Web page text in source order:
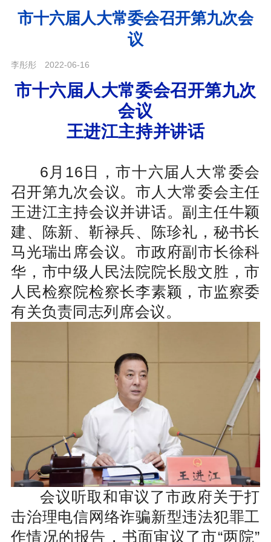
市十六届人大常委会召开第九次会
议
李彤彤 2022-06-16
市十六届人大常委会召开第九次
会议
王进江主持并讲话
6月16日，市十六届人大常委会
召开第九次会议。市人大常委会主任
王进江主持会议并讲话。副主任牛颖
建、陈新、靳禄兵、陈珍礼，秘书长
马光瑞出席会议。市政府副市长徐科
华，市中级人民法院院长殷文胜，市
人民检察院检察长李素颖，市监察委
有关负责同志列席会议。
会议听取和审议了市政府关于打
击治理电信网络诈骗新型违法犯罪工
作情况的报告，书面审议了市“两院”